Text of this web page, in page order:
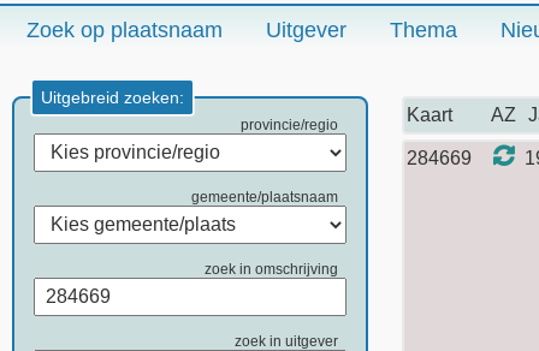
Zoek op plaatsnaam Uitgever Thema
Uitgebreid zoeken:
provincie/regio
gemeente/plaatsnaam
zoek in omschrijving
zoek in uitgever
Kaart AZ
284669